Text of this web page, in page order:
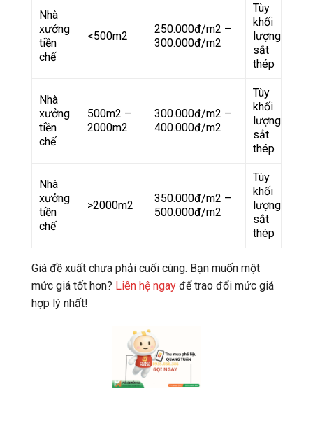
Nhà
xưởng
tiền
chế
<500m2
250.000đ/m2 –
300.000đ/m2
Tùy
khối
lượng
sắt
thép
Nhà
xưởng
tiền
chế
500m2 –
2000m2
300.000đ/m2 –
400.000đ/m2
Tùy
khối
lượng
sắt
thép
Nhà
xưởng
tiền
chế
>2000m2
350.000đ/m2 –
500.000đ/m2
Tùy
khối
lượng
sắt
thép
Giá đề xuất chưa phải cuối cùng. Bạn muốn một
mức giá tốt hơn? Liên hệ ngay để trao đổi mức giá
hợp lý nhất!